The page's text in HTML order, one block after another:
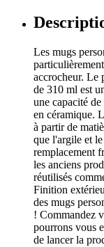
Les mugs
accrocheur. Le
de 310 ml est
une capacité
en céramique.
à partir de
que l'argile et
remplacement
les anciens
réutilisés
Finition
des mugs
! Commandez
pourrons vous
de lancer la